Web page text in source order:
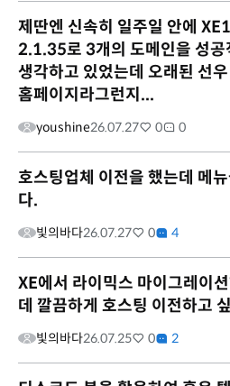
제딴엔 신속히 일주일 안에
2.1.35로 3개의 도메인을 성공
생각하고 있었는데 오래된 선
홈페이지라그런지...
youshine26.07.27 0 0
호스팅업체 이전을 했는데 메
다.
빛의바다26.07.27 0 4
XE에서 라이믹스 마이그레이
데 깔끔하게 호스팅 이전하고
빛의바다26.07.25 0 2